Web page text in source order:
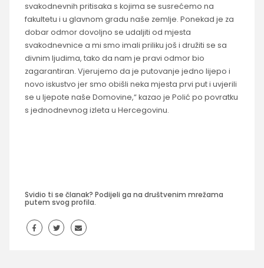
svakodnevnih pritisaka s kojima se susrećemo na
fakultetu i u glavnom gradu naše zemlje. Ponekad je za
dobar odmor dovoljno se udaljiti od mjesta
svakodnevnice a mi smo imali priliku još i družiti se sa
divnim ljudima, tako da nam je pravi odmor bio
zagarantiran. Vjerujemo da je putovanje jedno lijepo i
novo iskustvo jer smo obišli neka mjesta prvi put i uvjerili
se u ljepote naše Domovine,“ kazao je Polić po povratku
s jednodnevnog izleta u Hercegovinu.
Svidio ti se članak? Podijeli ga na društvenim mrežama
putem svog profila.